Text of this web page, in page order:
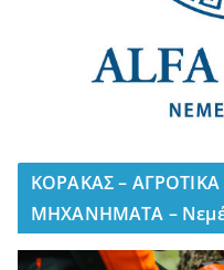
ΚΟΡΑΚΑΣ –
ΜΗΧΑΝΗΜΑΤΑ –